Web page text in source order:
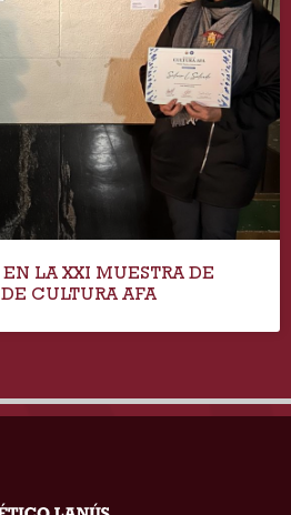
LA XXI MUESTRA DE
CULTURA AFA